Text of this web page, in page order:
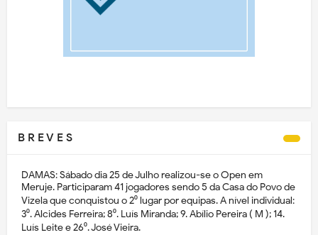
B R E V E S
DAMAS: Sábado dia 25 de Julho realizou-se o Open em
Meruje. Participaram 41 jogadores sendo 5 da Casa do Povo de
Vizela que conquistou o 2⁰ lugar por equipas. A nível individual:
3⁰. Alcides Ferreira; 8⁰. Luís Miranda; 9. Abílio Pereira ( M ); 14.
Luís Leite e 26⁰. José Vieira.